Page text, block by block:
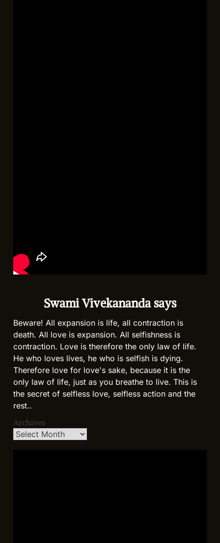
Swami Vivekananda says
Beware! All expansion is life, all contraction is
death. All love is expansion. All selfishness is
contraction. Love is therefore the only law of life.
He who loves lives, he who is selfish is dying.
Therefore love for love's sake, because it is the
only law of life, just as you breathe to live. This is
the secret of selfless love, selfless action and the
rest..
Archives